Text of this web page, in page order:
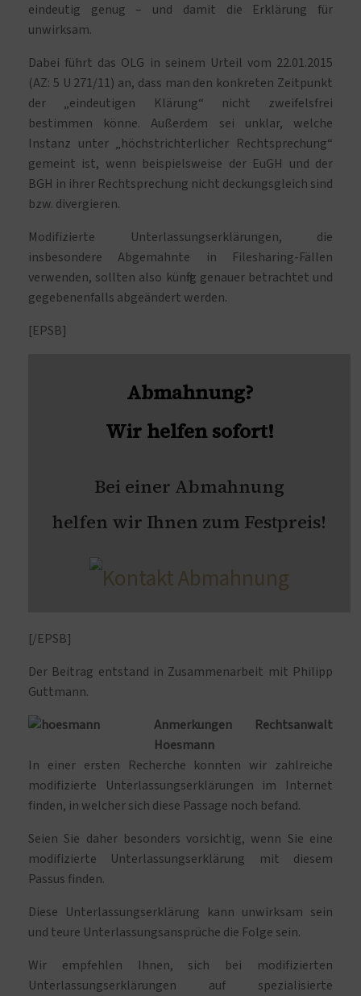
eindeutig genug – und damit die Erklärung für
unwirksam.
Dabei führt das OLG in seinem Urteil vom 22.01.2015
(AZ: 5 U 271/11) an, dass man den konkreten Zeitpunkt
der „eindeutigen Klärung“ nicht zweifelsfrei
bestimmen könne. Außerdem sei unklar, welche
Instanz unter „höchstrichterlicher Rechtsprechung“
gemeint ist, wenn beispielsweise der EuGH und der
BGH in ihrer Rechtsprechung nicht deckungsgleich sind
bzw. divergieren.
Modifizierte Unterlassungserklärungen, die
insbesondere Abgemahnte in Filesharing-Fällen
verwenden, sollten also künftig genauer betrachtet und
gegebenenfalls abgeändert werden.
[EPSB]
Abmahnung?
Wir helfen sofort!
Bei einer Abmahnung
helfen wir Ihnen zum Festpreis!
[/EPSB]
Der Beitrag entstand in Zusammenarbeit mit Philipp
Guttmann.
Anmerkungen Rechtsanwalt
Hoesmann
In einer ersten Recherche konnten wir zahlreiche
modifizierte Unterlassungserklärungen im Internet
finden, in welcher sich diese Passage noch befand.
Seien Sie daher besonders vorsichtig, wenn Sie eine
modifizierte Unterlassungserklärung mit diesem
Passus finden.
Diese Unterlassungserklärung kann unwirksam sein
und teure Unterlassungsansprüche die Folge sein.
Wir empfehlen Ihnen, sich bei modifizierten
Unterlassungserklärungen auf spezialisierte